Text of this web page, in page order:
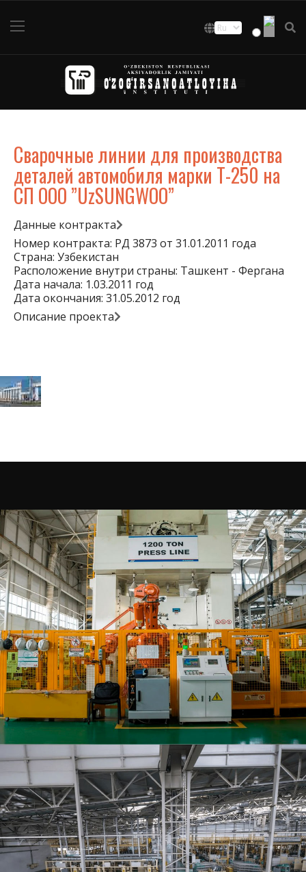
Сварочные линии для производства
деталей автомобиля марки Т-250 на
СП ООО ”UzSUNGWOO”
Данные контракта
Номер контракта: РД 3873 от 31.01.2011 года
Страна: Узбекистан
Расположение внутри страны: Ташкент - Фергана
Дата начала: 1.03.2011 год
Дата окончания: 31.05.2012 год
Описание проекта